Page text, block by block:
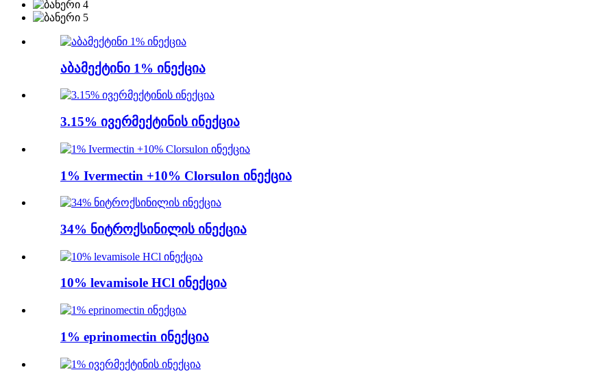
აბამექტინი 1% ინექცია
3.15% ივერმექტინის ინექცია
1% Ivermectin +10% Clorsulon ინექცია
34% ნიტროქსინილის ინექცია
10% levamisole HCl ინექცია
1% eprinomectin ინექცია